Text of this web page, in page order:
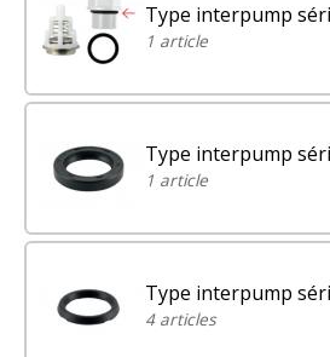
Type interpump
1 article
Type interpump
1 article
Type interpump
4 articles